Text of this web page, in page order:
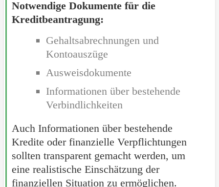
Notwendige Dokumente für die
Kreditbeantragung:
Gehaltsabrechnungen und
Kontoauszüge
Ausweisdokumente
Informationen über bestehende
Verbindlichkeiten
Auch Informationen über bestehende
Kredite oder finanzielle Verpflichtungen
sollten transparent gemacht werden, um
eine realistische Einschätzung der
finanziellen Situation zu ermöglichen.